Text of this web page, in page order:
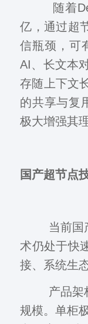
随着
亿，通过超
信瓶颈，可
AI、长文本
存随上下文
的共享与复
极大增强其
国产超节点
当前国产
术仍处于快
接、系统生
产品架构
规模。单柜